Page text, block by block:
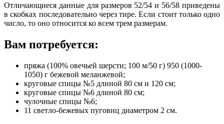
Отличающиеся данные для размеров 52/54 и 56/58 приведены
в скобках последовательно через тире. Если стоит только одно
число, то оно относится ко всем трем размерам.
Вам потребуется:
пряжа (100% овечьей шерсти; 100 м/50 г) 950 (1000-
1050) г бежевой меланжевой;
круговые спицы №5 длиной 80 см и 120 см;
круговые спицы №6 длиной 80 см;
чулочные спицы №6;
11 светло-бежевых пуговиц диаметром 2 см.